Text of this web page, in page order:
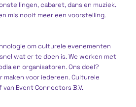
cabaret, dans en muziek.
mis nooit meer een voorstelling.
om culturele evenementen
wat er te doen is. We werken met
en organisatoren. Ons doel?
maken voor iedereen. Culturele
van Event Connectors B.V.